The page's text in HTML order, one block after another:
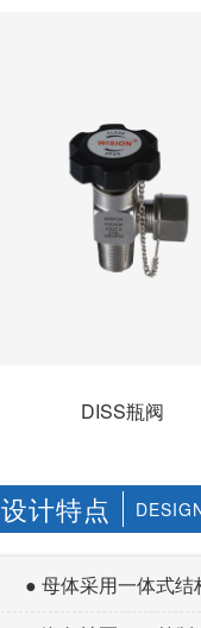
DISS瓶阀
设计特点
● 母体采用一体式结构